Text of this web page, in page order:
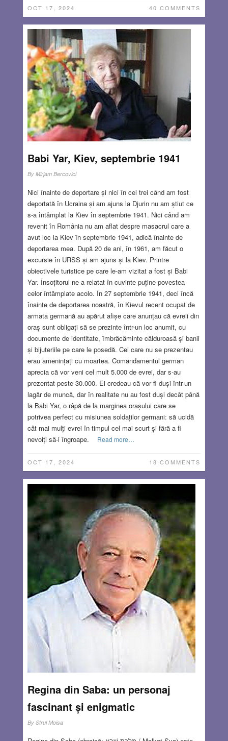
OCT 17, 2024 40 COMMENTS
Babi Yar, Kiev, septembrie 1941
By Mirjam Bercovici
Nici înainte de deportare și nici în cei trei când am fost
deportată în Ucraina și am ajuns la Djurin nu am știut ce
s-a întâmplat la Kiev în septembrie 1941. Nici când am
revenit în România nu am aflat despre masacrul care a
avut loc la Kiev în septembrie 1941, adică înainte de
deportarea mea. După 20 de ani, în 1961, am făcut o
excursie în URSS și am ajuns și la Kiev. Printre
obiectivele turistice pe care le-am vizitat a fost și Babi
Yar. Însoțitorul ne-a relatat în cuvinte puține povestea
celor întâmplate acolo. În 27 septembrie 1941, deci încă
înainte de deportarea noastră, în Kievul recent ocupat de
armata germană au apărut afișe care anunțau că evreii din
oraș sunt obligați să se prezinte într-un loc anumit, cu
documente de identitate, îmbrăcăminte călduroasă și banii
și bijuteriile pe care le posedă. Cei care nu se prezentau
erau amenințați cu moartea. Comandamentul german
aprecia că vor veni cel mult 5.000 de evrei, dar s-au
prezentat peste 30.000. Ei credeau că vor fi duși într-un
lagăr de muncă, dar în realitate nu au fost duși decât până
la Babi Yar, o râpă de la marginea orașului care se
potrivea perfect cu misiunea soldaților germani: să ucidă
cât mai mulți evrei în timpul cel mai scurt și fără a fi
nevoiți să-i îngroape.
Read more…
OCT 17, 2024 18 COMMENTS
Regina din Saba: un personaj
fascinant și enigmatic
By Strul Moisa